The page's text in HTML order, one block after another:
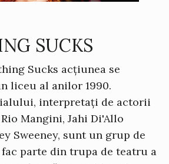
SUCKS
Sucks acțiunea se
liceu al anilor 1990.
interpretați de actorii
Mangini, Jahi Di'Allo
Sweeney, sunt un grup de
parte din trupa de teatru a